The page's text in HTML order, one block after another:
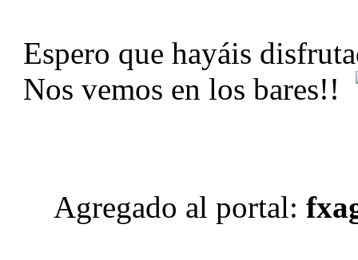
Espero que hayáis
Nos vemos en los bares!!
Agregado al portal: